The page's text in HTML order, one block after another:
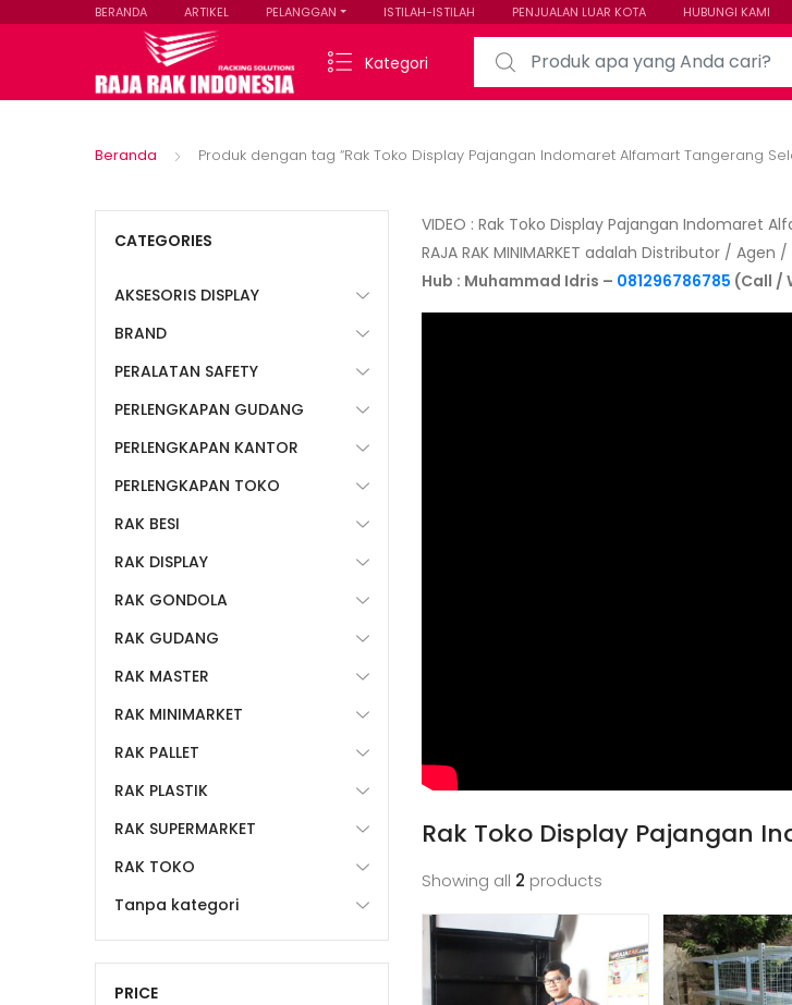
BERANDA ARTIKEL PELANGGAN ISTILAH-ISTILAH PENJUALAN LUAR KOTA HUBUNGI KAMI
Kategori
Search for:
Beranda Produk dengan tag “Rak Toko Display Pajangan Indomaret Alfamart Tangerang
VIDEO : Rak Toko Display Pajangan Indomaret
RAJA RAK MINIMARKET adalah Distributor /
Hub : Muhammad Idris – 081296786785 (Call /
Rak Toko Display Pajangan
Showing all 2 products
CATEGORIES
AKSESORIS DISPLAY
BRAND
PERALATAN SAFETY
PERLENGKAPAN GUDANG
PERLENGKAPAN KANTOR
PERLENGKAPAN TOKO
RAK BESI
RAK DISPLAY
RAK GONDOLA
RAK GUDANG
RAK MASTER
RAK MINIMARKET
RAK PALLET
RAK PLASTIK
RAK SUPERMARKET
RAK TOKO
Tanpa kategori
PRICE